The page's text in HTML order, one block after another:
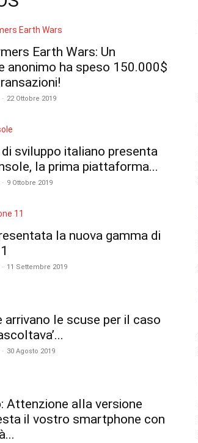
Earth Wars: Un
anonimo ha speso 150.000$
- 22 Ottobre 2019
sviluppo italiano presenta
la prima piattaforma...
- 9 Ottobre 2019
la nuova gamma di
- 11 Settembre 2019
arrivano le scuse per il caso
- 30 Agosto 2019
Attenzione alla versione
il vostro smartphone con